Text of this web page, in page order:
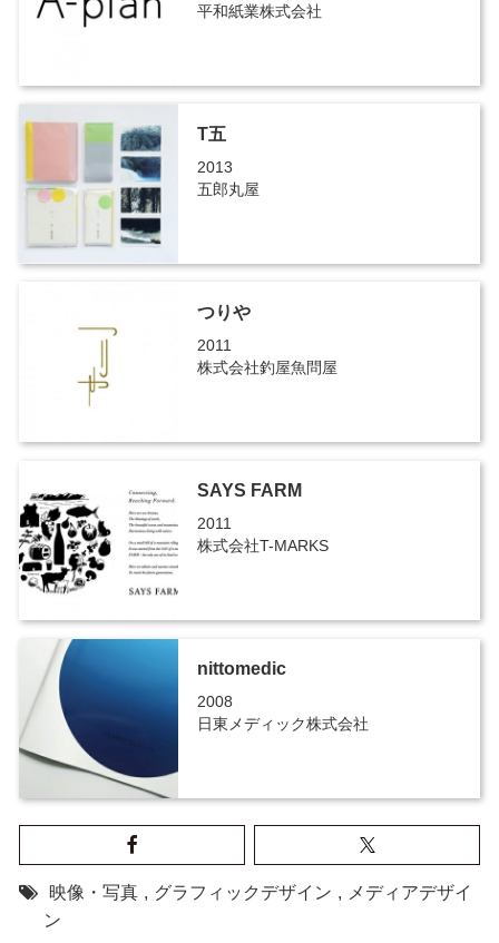
平和紙業株式会社
T五
2013
五郎丸屋
つりや
2011
株式会社釣屋魚問屋
SAYS FARM
2011
株式会社T-MARKS
nittomedic
2008
日東メディック株式会社
映像・写真 , グラフィックデザイン , メディアデザイ
ン